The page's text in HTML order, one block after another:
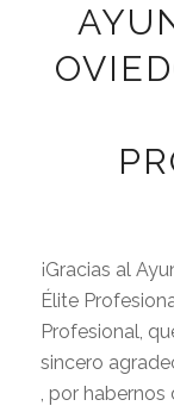
¡Gracias al
Élite
Profesional,
sincero
, por